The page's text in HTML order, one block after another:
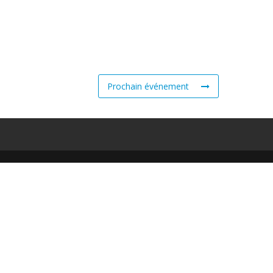
Prochain événement